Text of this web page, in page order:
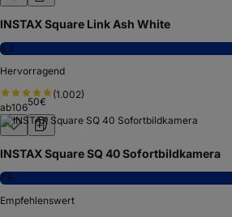
INSTAX Square Link Ash White
8,2
Hervorragend
(1.002)
ab10650€
INSTAX Square SQ 40 Sofortbildkamera
7,8
Empfehlenswert